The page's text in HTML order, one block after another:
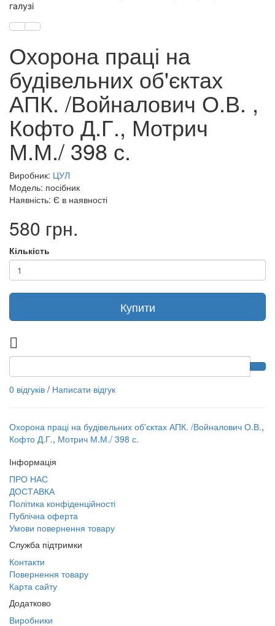
галузі
Охорона праці на
будівельних об'єктах
АПК. /Войналович О.В. ,
Кофто Д.Г., Мотрич
М.М./ 398 с.
Виробник: ЦУЛ
Модель: посібник
Наявність: Є в наявності
580 грн.
Кількість
Купити
0 відгуків / Написати відгук
Охорона праці на будівельних об'єктах АПК. /Войналович О.В.,
Кофто Д.Г., Мотрич М.М./ 398 с.
Інформація
ПРО НАС
ДОСТАВКА
Політика конфіденційності
Публічна оферта
Умови повернення товару
Служба підтримки
Контакти
Повернення товару
Карта сайту
Додатково
Виробники